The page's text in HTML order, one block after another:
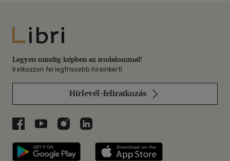
Libri
Legyen mindig képben az irodalommal!
Iratkozzon fel legfrissebb híreinkért!
Hírlevél-feliratkozás
Libri a Facebookon
Libri a Youtube-on
Libri az Instagramon
Libri a LinkedInen
Libri applikáció Szerezd meg: Google